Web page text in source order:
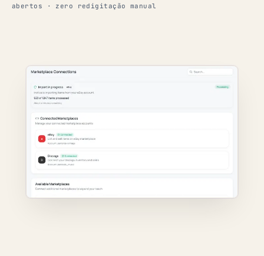
abertos · zero redigitação manual